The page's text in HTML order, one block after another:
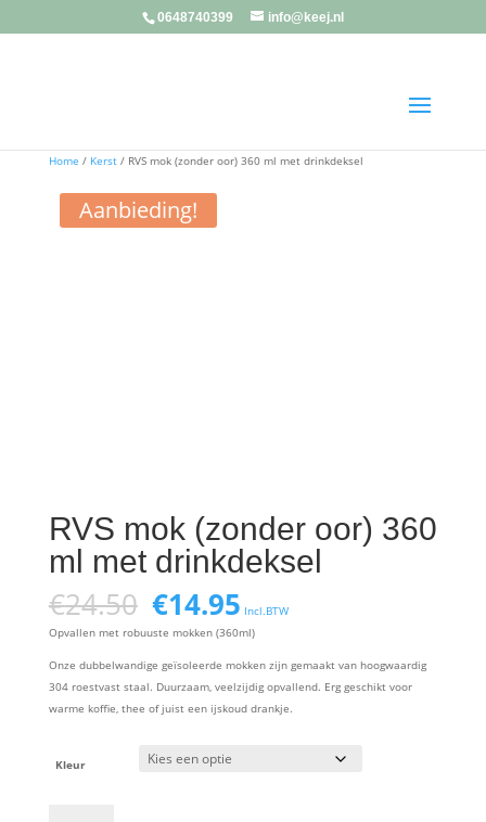
0648740399 info@keej.nl
Home / Kerst/ RVS mok (zonder oor) 360 ml met drinkdeksel
Aanbieding!
RVS mok (zonder oor) 360
ml met drinkdeksel
€24.50 Oorspronkelijke
prijs
was:
€24.50.
€14.95Huidige
prijs
is:
€14.95.
Incl.BTW
Opvallen met robuuste mokken (360ml)
Onze dubbelwandige geïsoleerde mokken zijn gemaakt van hoogwaardig
304 roestvast staal. Duurzaam, veelzijdig opvallend. Erg geschikt voor
warme koffie, thee of juist een ijskoud drankje.
Kleur